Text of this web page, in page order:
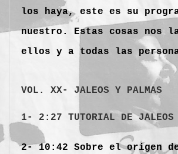
los haya, este es su
nuestro. Estas cosas nos
ellos y a todas las
VOL. XX- JALEOS Y PALMAS
1- 2:27 TUTORIAL DE JALEOS
2- 10:42 Sobre el origen